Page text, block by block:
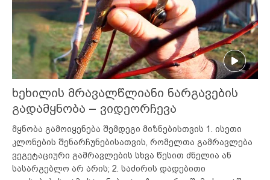
ხეხილის მრავალწლიანი ნარგავების
გადამყნობა – ვიდეორჩევა
მყნობა გამოიყენება შემდეგი მიზნებისთვის 1. ისეთი
კლონების შენარჩუნებისათვის, რომელთა გამრავლება
ვეგეტაციური გამრავლების სხვა წესით ძნელია ან
სასარგებლო არ არის; 2. საძირის დადებითი